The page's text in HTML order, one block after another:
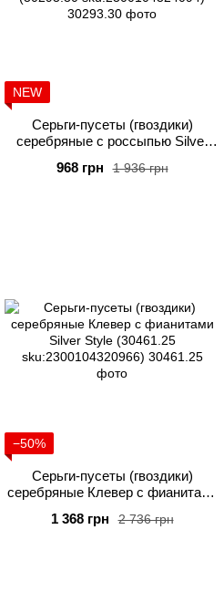
NEW
Серьги-пусеты (гвоздики)
серебряные с россыпью Silver
sku:2300104324094)
1 936 грн
968 грн
−50%
Серьги-пусеты (гвоздики)
серебряные Клевер с фианитами
sku:2300104320966)
2 736 грн
1 368 грн